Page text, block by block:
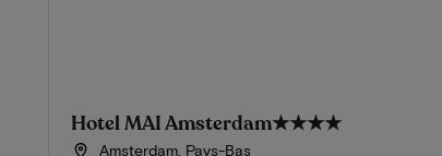
Hotel MAI Amsterdam★★★★
Amsterdam, Pays-Bas